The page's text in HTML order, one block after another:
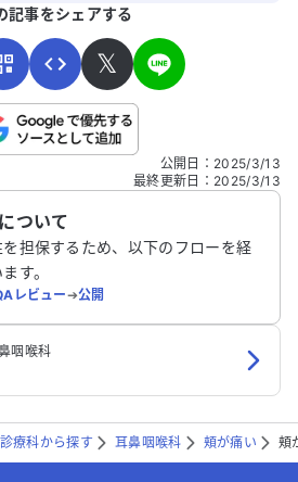
ォームです。氏名やご自身の病気の詳細な
送信する
記事をシェアする
𝕏
公開日 ： 2025/3/13
最終更新日 ： 2025/3/13
ついて
担保するため、以下のフローを経
す。
レビュー➔公開
咽喉科
診療科から探す 耳鼻咽喉科 頬が痛い 頬